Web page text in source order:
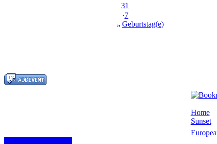
»
31
·7
Geburtstag(e)
Home
Sunset